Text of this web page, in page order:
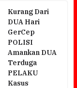
Kurang Dari
DUA Hari
GerCep
POLISI
Amankan DUA
Terduga
PELAKU
Kasus